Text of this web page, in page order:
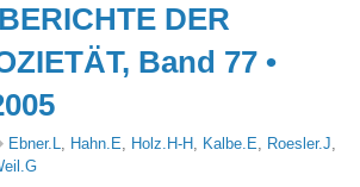
DER
Band 77 •
Ebner.L, Hahn.E, Holz.H-H , Kalbe.E, Roesler.J,